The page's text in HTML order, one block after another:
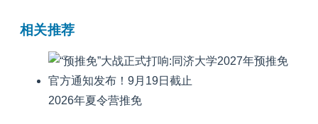
相关推荐
2026年夏令营推免